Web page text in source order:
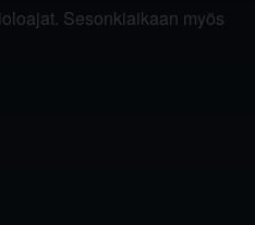
Sesonkiaikaan myös